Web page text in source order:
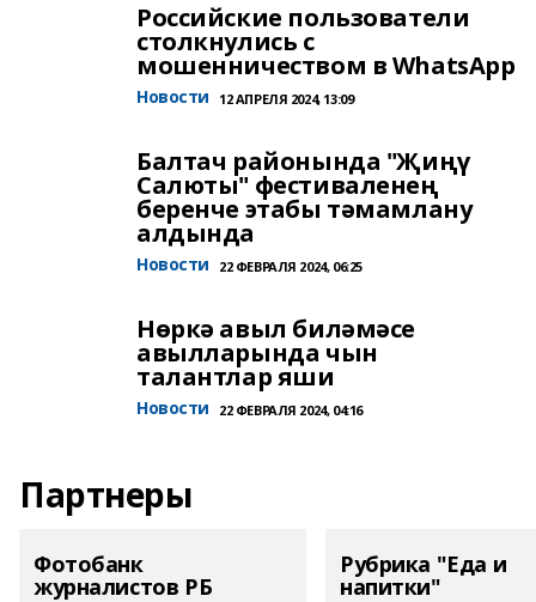
Российские пользователи
столкнулись с
мошенничеством в WhatsApp
Новости 12 АПРЕЛЯ 2024, 13:09
Балтач районында "Җиңү
Салюты" фестиваленең
беренче этабы тәмамлану
алдында
Новости 22 ФЕВРАЛЯ 2024, 06:25
Нөркә авыл биләмәсе
авылларында чын
талантлар яши
Новости 22 ФЕВРАЛЯ 2024, 04:16
Партнеры
Фотобанк
журналистов РБ
Рубрика "Еда и
напитки"